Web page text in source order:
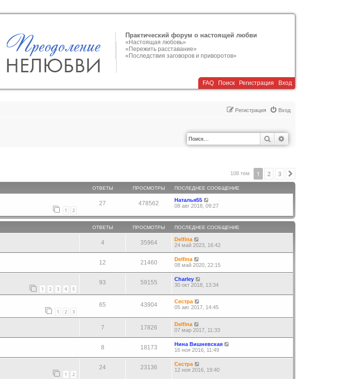
Практический форум о настоящей любви
«Настоящая любовь»
«Пережить расставание»
«Последствия заговоров и приворотов»
FAQ Поиск Регистрация Вход
Вход
Регистрация
Поиск
108 тем 1 2 3
ОТВЕТЫ ПРОСМОТРЫ ПОСЛЕДНЕЕ СООБЩЕНИЕ
1 2
27 478562
Наталья55
08 авг 2018, 09:27
ОТВЕТЫ ПРОСМОТРЫ ПОСЛЕДНЕЕ СООБЩЕНИЕ
4 35964
Delfina
24 май 2023, 16:42
12 21460
Delfina
08 май 2020, 22:15
1 2 3 4 5
93 59155
Charley
30 окт 2018, 13:34
1 2 3
65 43904
Сестра
05 авг 2017, 14:45
7 17826
Delfina
07 мар 2017, 11:33
8 18173
Нина Вишневская
16 ноя 2016, 11:49
1 2
24 23136
Сестра
12 ноя 2016, 19:40